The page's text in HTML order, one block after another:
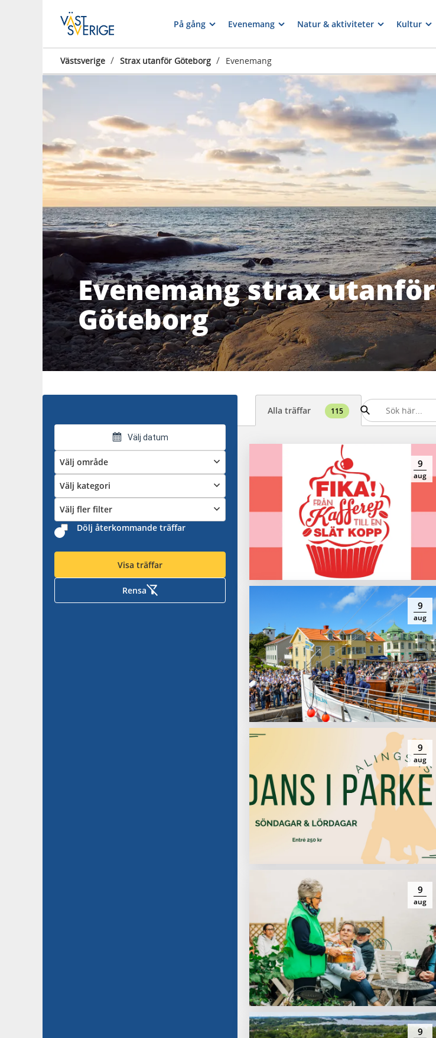
På gång Evenemang Natur & aktiviteter Kultur
Västsverige / Strax utanför Göteborg / Evenemang
Evenemang strax utanför
Göteborg
Välj datum
Välj område
Välj kategori
Välj fler filter
Dölj återkommande träffar
Visa träffar
Rensa
Alla träffar 115
9
aug
9
aug
9
aug
9
aug
9